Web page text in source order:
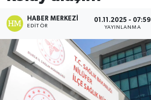
HABER MERKEZI
EDITÖR
01.11.2025 - 07:59
YAYINLANMA
EKONOMİ
SAĞLIK
MAGAZİN
Tüm Manşetler
Son Dakika Haberleri
Haber Arşivi